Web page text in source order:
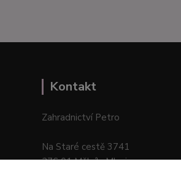
Kontakt
Zahradnictví Petro
Na Staré cestě 3741
276 01 Mělník–Mlazice